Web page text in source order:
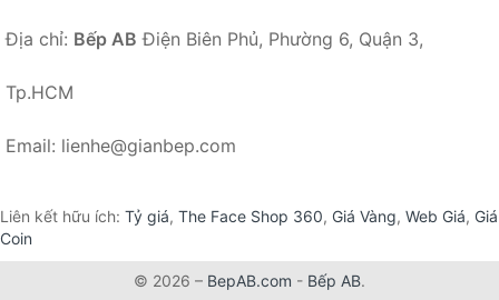
Địa chỉ: Bếp AB Điện Biên Phủ, Phường 6, Quận 3,
Tp.HCM
Email: lienhe@gianbep.com
Liên kết hữu ích: Tỷ giá, The Face Shop 360, Giá Vàng, Web Giá, Giá
Coin
© 2026 – BepAB.com - Bếp AB.